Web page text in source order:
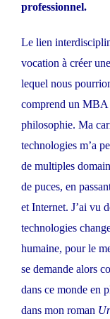
professionnel.
Le lien
vocation à créer
lequel nous
comprend un MBA
philosophie. Ma
technologies m’a
de multiples
de puces, en
et Internet. J’ai vu
technologies
humaine, pour le
se demande alors
dans ce monde en
dans mon roman